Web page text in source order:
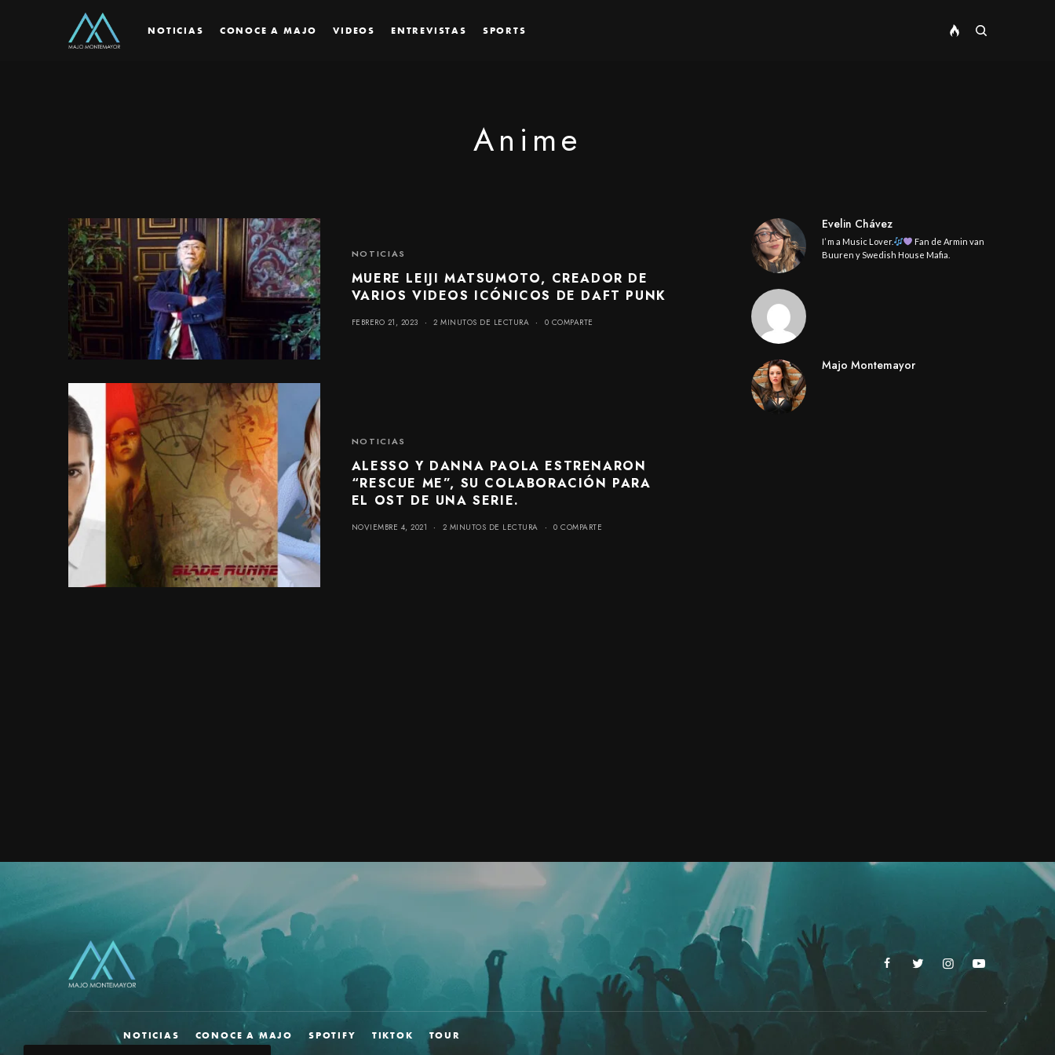
NOTICIAS CONOCE A MAJO VIDEOS ENTREVISTAS SPORTS
Anime
NOTICIAS
MUERE LEIJI MATSUMOTO, CREADOR DE
VARIOS VIDEOS ICÓNICOS DE DAFT PUNK
FEBRERO 21, 2023 2 MINUTOS DE LECTURA 0 COMPARTE
NOTICIAS
ALESSO Y DANNA PAOLA ESTRENARON
“RESCUE ME”, SU COLABORACIÓN PARA
EL OST DE UNA SERIE.
NOVIEMBRE 4, 2021 2 MINUTOS DE LECTURA 0 COMPARTE
Evelin Chávez
I’ m a Music Lover.
Fan de Armin van
Buuren y Swedish House Mafia.
Majo Montemayor
NOTICIAS CONOCE A MAJO SPOTIFY TIKTOK TOUR